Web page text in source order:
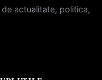
actualitate, politica,